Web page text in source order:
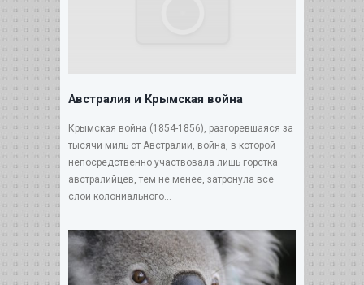
Австралия и Крымская война
Крымская война (1854-1856), разгоревшаяся за
тысячи миль от Австралии, война, в которой
непосредственно участвовала лишь горстка
австралийцев, тем не менее, затронула все
слои колониального...